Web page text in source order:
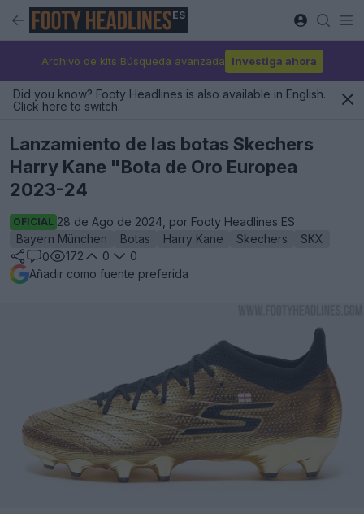
ES
Archivo de kits Búsqueda avanzada Investiga ahora
Did you know? Footy Headlines is also available in English.
Click here to switch.
Lanzamiento de las botas Skechers
Harry Kane "Bota de Oro Europea
2023-24
OFICIAL 28 de Ago de 2024, por Footy Headlines ES
Bayern München
Botas Harry Kane Skechers
SKX
0
172 0
0
Añadir como fuente preferida